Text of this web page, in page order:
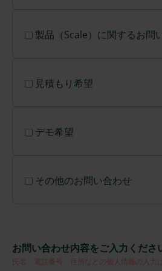
製品（Scale）に関するお問
見積もり希望
デモ希望
その他のお問い合わせ
お問い合わせ内容をご入力くださ
氏名、電話番号、住所などの個人情報の入力